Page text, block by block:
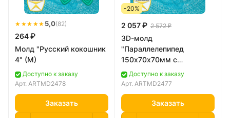
★★★★★ 5,0(82)
264 ₽
Молд "Русский кокошник
4" (M)
Доступно к заказу
Арт. ARTMD2478
Заказать
-20%
2 057 ₽ 2 572 ₽
3D-молд
"Параллелепипед
150х70х70мм с
опалубкой" (XL)
Доступно к заказу
Арт. ARTMD2477
Заказать